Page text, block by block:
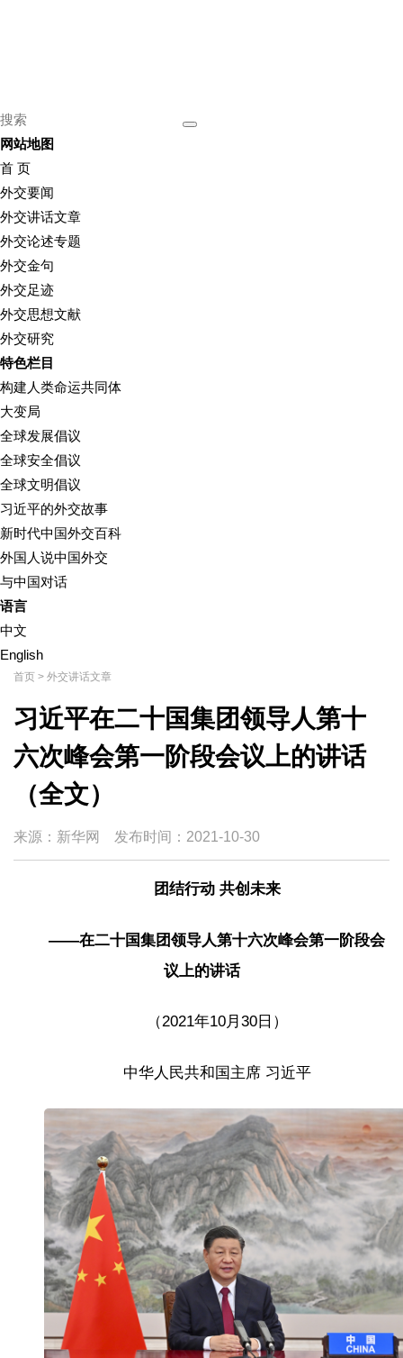
网站地图
首 页
外交要闻
外交讲话文章
外交论述专题
外交金句
外交足迹
外交思想文献
外交研究
特色栏目
构建人类命运共同体
大变局
全球发展倡议
全球安全倡议
全球文明倡议
习近平的外交故事
新时代中国外交百科
外国人说中国外交
与中国对话
语言
中文
English
首页 > 外交讲话文章
习近平在二十国集团领导人第十
六次峰会第一阶段会议上的讲话
（全文）
来源：新华网 发布时间： 2021-10-30
团结行动 共创未来
——在二十国集团领导人第十六次峰会第一阶段会
议上的讲话
（2021年10月30日）
中华人民共和国主席 习近平